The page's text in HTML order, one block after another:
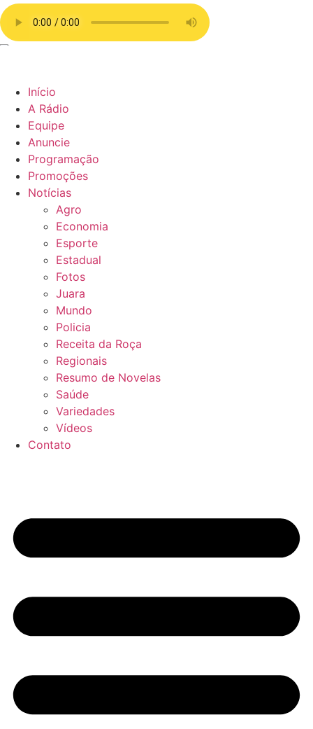
Início
A Rádio
Equipe
Anuncie
Programação
Promoções
Notícias
Agro
Economia
Esporte
Estadual
Fotos
Juara
Mundo
Policia
Receita da Roça
Regionais
Resumo de Novelas
Saúde
Variedades
Vídeos
Contato